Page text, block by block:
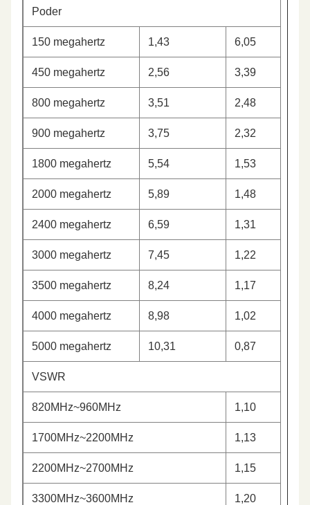
Poder
150 megahertz 1,43 6,05
450 megahertz 2,56 3,39
800 megahertz 3,51 2,48
900 megahertz 3,75 2,32
1800 megahertz 5,54 1,53
2000 megahertz 5,89 1,48
2400 megahertz 6,59 1,31
3000 megahertz 7,45 1,22
3500 megahertz 8,24 1,17
4000 megahertz 8,98 1,02
5000 megahertz 10,31 0,87
VSWR
820MHz~960MHz 1,10
1700MHz~2200MHz 1,13
2200MHz~2700MHz 1,15
3300MHz~3600MHz 1,20